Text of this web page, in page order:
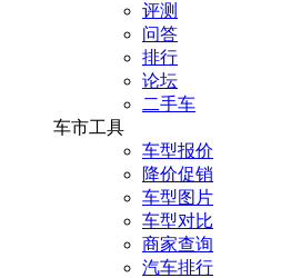
评测
问答
排行
论坛
二手车
车市工具
车型报价
降价促销
车型图片
车型对比
商家查询
汽车排行